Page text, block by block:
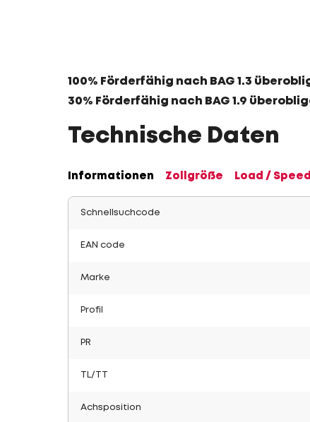
100% Förderfähig nach BAG 1.3
30% Förderfähig nach BAG 1.9
Technische Daten
Informationen Zollgröße Load /
Schnellsuchcode
EAN code
Marke
Profil
PR
TL/TT
Achsposition